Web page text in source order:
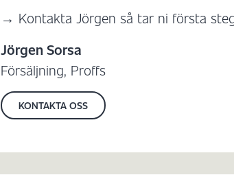
→ Kontakta Jörgen så tar ni första
Jörgen Sorsa
Försäljning, Proffs
KONTAKTA OSS